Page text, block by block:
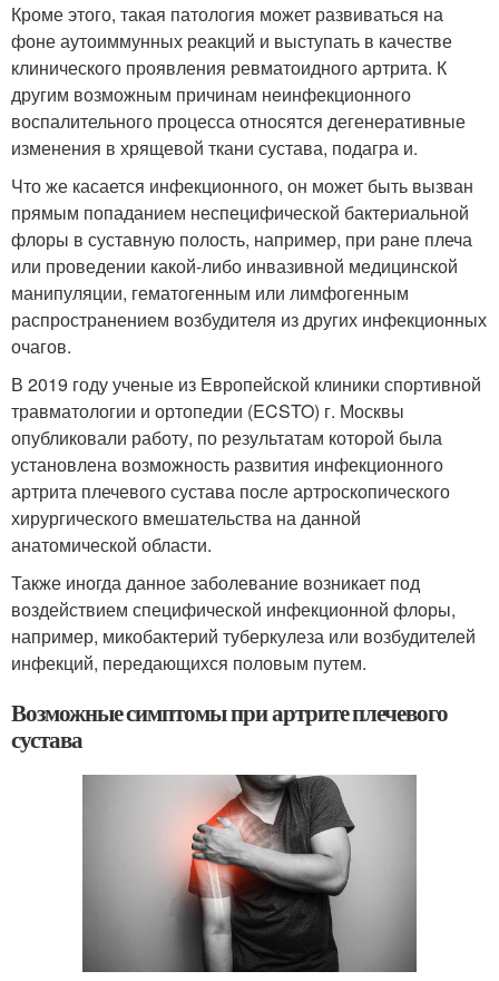
Кроме этого, такая патология может развиваться на
фоне аутоиммунных реакций и выступать в качестве
клинического проявления ревматоидного артрита. К
другим возможным причинам неинфекционного
воспалительного процесса относятся дегенеративные
изменения в хрящевой ткани сустава, подагра и.
Что же касается инфекционного, он может быть вызван
прямым попаданием неспецифической бактериальной
флоры в суставную полость, например, при ране плеча
или проведении какой-либо инвазивной медицинской
манипуляции, гематогенным или лимфогенным
распространением возбудителя из других инфекционных
очагов.
В 2019 году ученые из Европейской клиники спортивной
травматологии и ортопедии (ECSTO) г. Москвы
опубликовали работу, по результатам которой была
установлена возможность развития инфекционного
артрита плечевого сустава после артроскопического
хирургического вмешательства на данной
анатомической области.
Также иногда данное заболевание возникает под
воздействием специфической инфекционной флоры,
например, микобактерий туберкулеза или возбудителей
инфекций, передающихся половым путем.
Возможные симптомы при артрите плечевого
сустава